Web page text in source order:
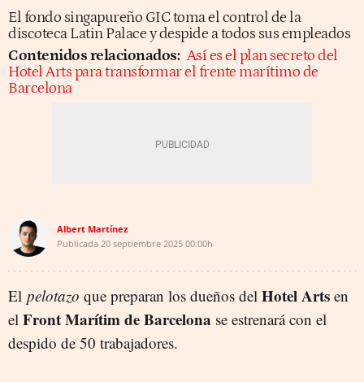
El fondo singapureño GIC toma el control de la
discoteca Latin Palace y despide a todos sus empleados
Contenidos relacionados: Así es el plan secreto del
Hotel Arts para transformar el frente marítimo de
Barcelona
Albert Martínez
Publicada 20 septiembre 2025 00:00h
El pelotazo que preparan los dueños del Hotel Arts en
el Front Marítim de Barcelona se estrenará con el
despido de 50 trabajadores.